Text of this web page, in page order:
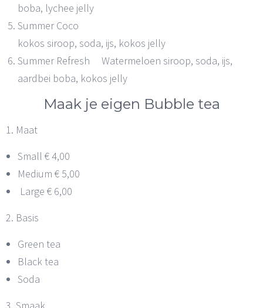
boba, lychee jelly
Summer Coco
kokos siroop, soda, ijs, kokos jelly
Summer Refresh Watermeloen siroop, soda, ijs,
aardbei boba, kokos jelly
Maak je eigen Bubble tea
1. Maat
Small € 4,00
Medium € 5,00
Large € 6,00
2. Basis
Green tea
Black tea
Soda